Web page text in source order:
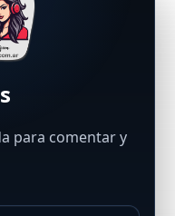
para comentar y